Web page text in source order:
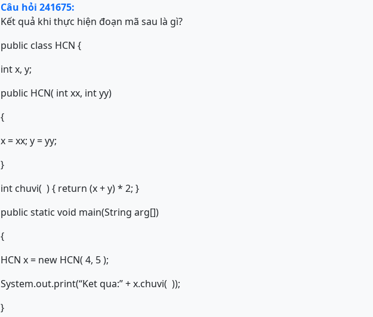
Câu hỏi 241675:
Kết quả khi thực hiện đoạn mã sau là gì?
public class HCN {
int x, y;
public HCN( int xx, int yy)
{
x = xx; y = yy;
}
int chuvi( ) { return (x + y) * 2; }
public static void main(String arg[])
{
HCN x = new HCN( 4, 5 );
System.out.print(“Ket qua:” + x.chuvi( ));
}